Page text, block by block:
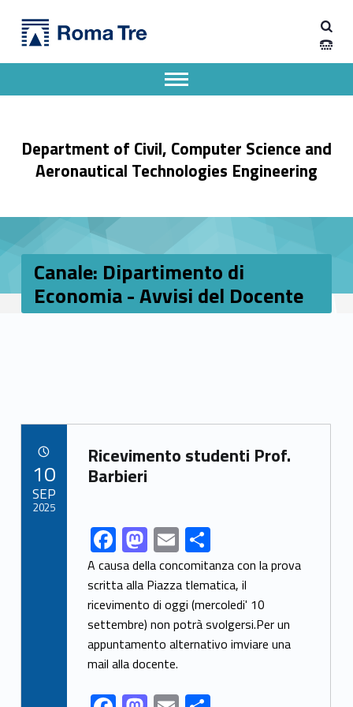
Canale: Dipartimento di Economia - Avvisi del Docente - Dipartimento di Ingegneria Civile, Informatica e delle Tecnologie Aeronautiche
Department of Civil, Computer Science and
Aeronautical Technologies Engineering
Apri il menu secondario
Header info sidebar
Canale: Dipartimento di
Economia - Avvisi del Docente
Link identifier archive #link-archive-56276
Ricevimento studenti Prof.
Barbieri
Link identifier share facebook archive #share-link-archive-49059F
ac
e
b
o
o
k
M
as
to
d
o
n
E
m
ai
l
S
h
ar
e
A causa della concomitanza con la prova
scritta alla Piazza tlematica, il
ricevimento di oggi (mercoledi' 10
settembre) non potrà svolgersi.Per un
appuntamento alternativo imviare una
mail alla docente.
10
SEP
2025